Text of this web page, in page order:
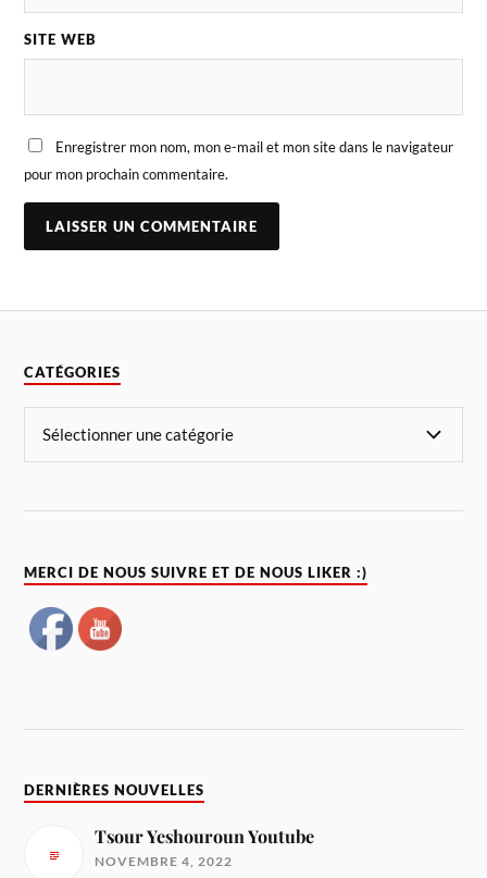
SITE WEB
Enregistrer mon nom, mon e-mail et mon site dans le navigateur
pour mon prochain commentaire.
CATÉGORIES
MERCI DE NOUS SUIVRE ET DE NOUS LIKER :)
DERNIÈRES NOUVELLES
Tsour Yeshouroun Youtube
NOVEMBRE 4, 2022